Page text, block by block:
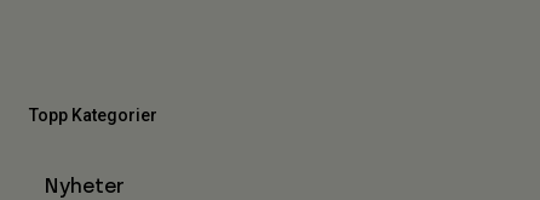
Topp Kategorier
Nyheter